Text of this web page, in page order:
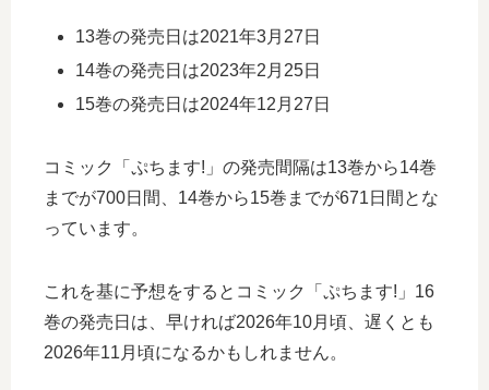
13巻の発売日は2021年3月27日
14巻の発売日は2023年2月25日
15巻の発売日は2024年12月27日
コミック「ぷちます!」の発売間隔は13巻から14巻
までが700日間、14巻から15巻までが671日間とな
っています。
これを基に予想をするとコミック「ぷちます!」16
巻の発売日は、早ければ2026年10月頃、遅くとも
2026年11月頃になるかもしれません。